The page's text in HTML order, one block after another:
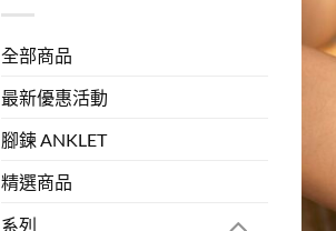
全部商品
最新優惠活動
腳鍊 ANKLET
精選商品
系列